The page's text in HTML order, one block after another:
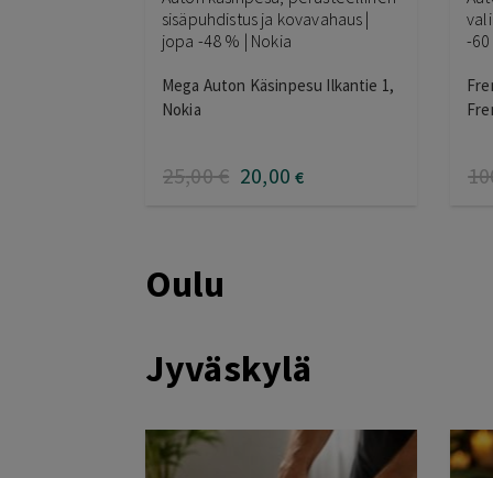
sisäpuhdistus ja kovavahaus |
jopa -48 % | Nokia
Mega Auton Käsinpesu Ilkantie 1,
Nokia
25,00€ 20,00 €
-
Oulu
Jyväskylä